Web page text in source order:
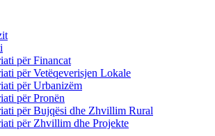
për Financat
për Vetëqeverisjen Lokale
për Urbanizëm
për Pronën
për Bujqësi dhe Zhvillim Rural
për Zhvillim dhe Projekte